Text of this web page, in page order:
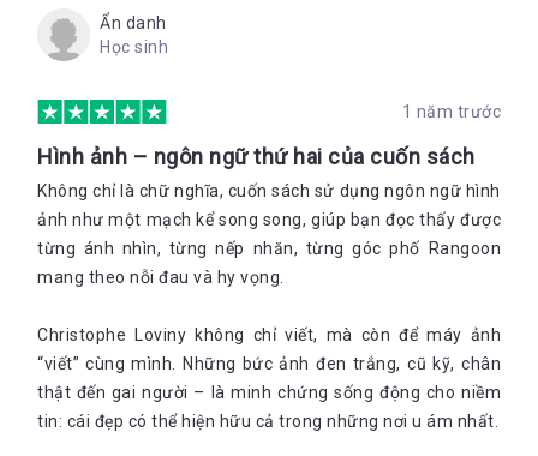
Ẩn danh
Học sinh
1 năm trước
Hình ảnh – ngôn ngữ thứ hai của cuốn sách
Không chỉ là chữ nghĩa, cuốn sách sử dụng ngôn ngữ hình
ảnh như một mạch kể song song, giúp bạn đọc thấy được
từng ánh nhìn, từng nếp nhăn, từng góc phố Rangoon
mang theo nỗi đau và hy vọng.
Christophe Loviny không chỉ viết, mà còn để máy ảnh
“viết” cùng mình. Những bức ảnh đen trắng, cũ kỹ, chân
thật đến gai người – là minh chứng sống động cho niềm
tin: cái đẹp có thể hiện hữu cả trong những nơi u ám nhất.